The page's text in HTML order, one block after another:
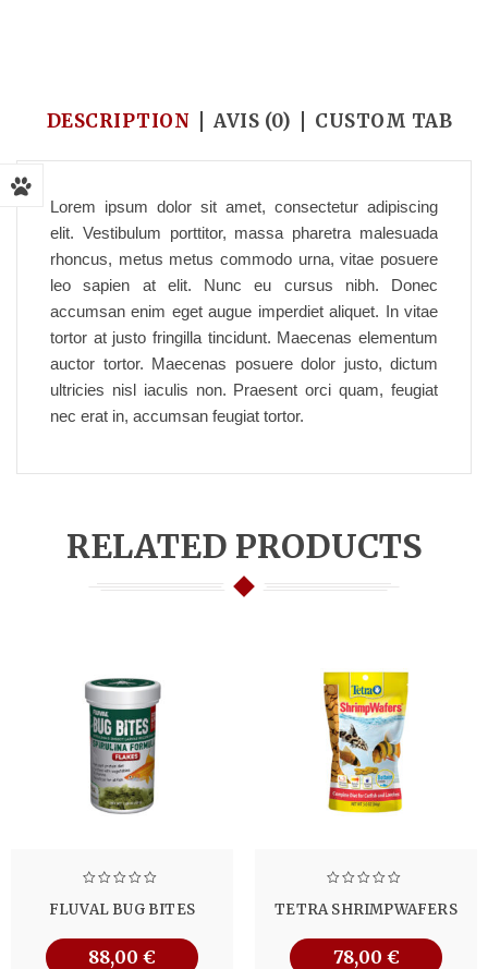
DESCRIPTION AVIS (0) CUSTOM TAB
Lorem ipsum dolor sit amet, consectetur adipiscing
elit. Vestibulum porttitor, massa pharetra malesuada
rhoncus, metus metus commodo urna, vitae posuere
leo sapien at elit. Nunc eu cursus nibh. Donec
accumsan enim eget augue imperdiet aliquet. In vitae
tortor at justo fringilla tincidunt. Maecenas elementum
auctor tortor. Maecenas posuere dolor justo, dictum
ultricies nisl iaculis non. Praesent orci quam, feugiat
nec erat in, accumsan feugiat tortor.
RELATED PRODUCTS
FLUVAL BUG BITES
88,00 €
TETRA SHRIMPWAFERS
78,00 €